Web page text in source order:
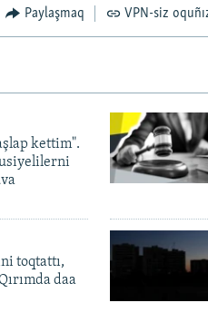
Paylaşmaq VPN-siz
kettim".
toqtattı,
daa